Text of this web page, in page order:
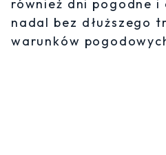
również dni pogodne i
nadal bez dłuższego
warunków